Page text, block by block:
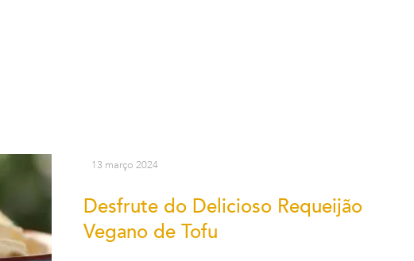
13 março 2024
Desfrute do Delicioso Requeijão
Vegano de Tofu